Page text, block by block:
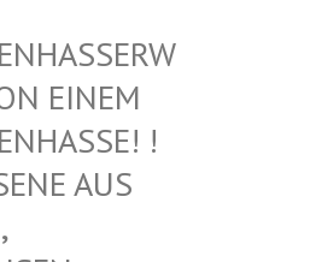
SCH
! ERW
AUS REF